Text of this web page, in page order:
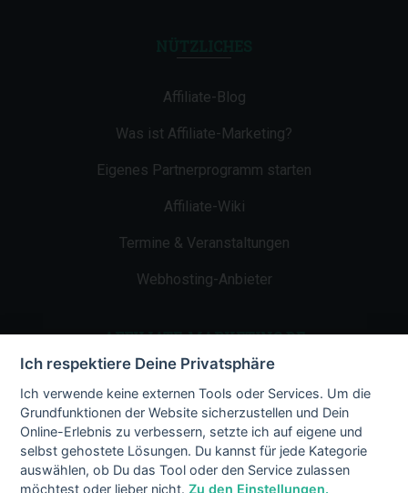
Affiliate-Blog
Was ist Affiliate-Marketing?
Eigenes Partnerprogramm starten
Affiliate-Wiki
Termine & Veranstaltungen
Webhosting-Anbieter
AFFILIATE-MARKETING.DE
Impressum
Kontakt
Datenschutz
Ich respektiere Deine Privatsphäre
Ich verwende keine externen Tools oder Services. Um die
Grundfunktionen der Website sicherzustellen und Dein
Online-Erlebnis zu verbessern, setzte ich auf eigene und
selbst gehostete Lösungen. Du kannst für jede Kategorie
auswählen, ob Du das Tool oder den Service zulassen
möchtest oder lieber nicht.Zu den Einstellungen.